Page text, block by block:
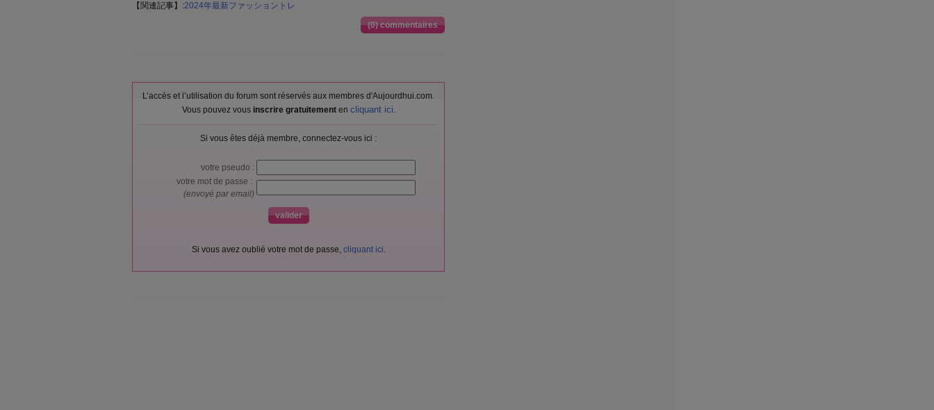
【関連記事】:2024年最新ファッショントレ
(0) commentaires
L’accès et l’utilisation du forum sont réservés aux membres d'Aujourdhui.com.
Vous pouvez vous inscrire gratuitementen cliquant ici.
Si vous êtes déjà membre, connectez-vous ici :
votre pseudo :
votre mot de passe :
(envoyé par email)
Si vous avez oublié votre mot de passe, cliquant ici.